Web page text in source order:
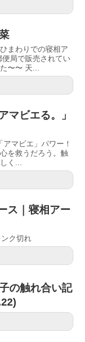
まわりでの寝相ア
局で販売されてい
〜〜 天...
マビエる。」
アマビエ」パワー！
を救うだろう。触
く...
ス｜寝相アー
ク切れ
の触れ合い記